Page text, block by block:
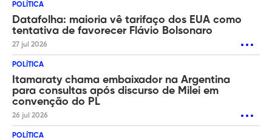
POLÍTICA
Datafolha: maioria vê tarifaço dos EUA como
tentativa de favorecer Flávio Bolsonaro
27 jul 2026
POLÍTICA
Itamaraty chama embaixador na Argentina
para consultas após discurso de Milei em
convenção do PL
26 jul 2026
POLÍTICA